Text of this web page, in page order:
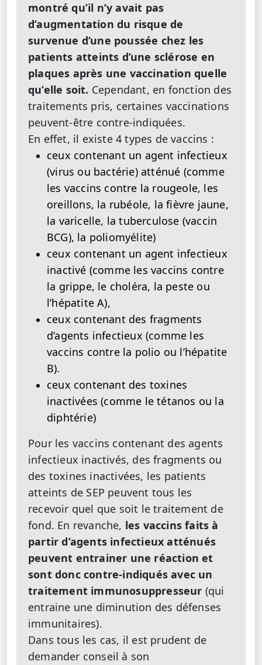
montré qu’il n’y avait pas
d’augmentation du risque de
survenue d’une poussée chez les
patients atteints d’une sclérose en
plaques après une vaccination quelle
qu’elle soit. Cependant, en fonction des
traitements pris, certaines vaccinations
peuvent-être contre-indiquées.
En effet, il existe 4 types de vaccins :
ceux contenant un agent infectieux
(virus ou bactérie) atténué (comme
les vaccins contre la rougeole, les
oreillons, la rubéole, la fièvre jaune,
la varicelle, la tuberculose (vaccin
BCG), la poliomyélite)
ceux contenant un agent infectieux
inactivé (comme les vaccins contre
la grippe, le choléra, la peste ou
l’hépatite A),
ceux contenant des fragments
d’agents infectieux (comme les
vaccins contre la polio ou l’hépatite
B).
ceux contenant des toxines
inactivées (comme le tétanos ou la
diphtérie)
Pour les vaccins contenant des agents
infectieux inactivés, des fragments ou
des toxines inactivées, les patients
atteints de SEP peuvent tous les
recevoir quel que soit le traitement de
fond. En revanche, les vaccins faits à
partir d’agents infectieux atténués
peuvent entrainer une réaction et
sont donc contre-indiqués avec un
traitement immunosuppresseur (qui
entraine une diminution des défenses
immunitaires).
Dans tous les cas, il est prudent de
demander conseil à son